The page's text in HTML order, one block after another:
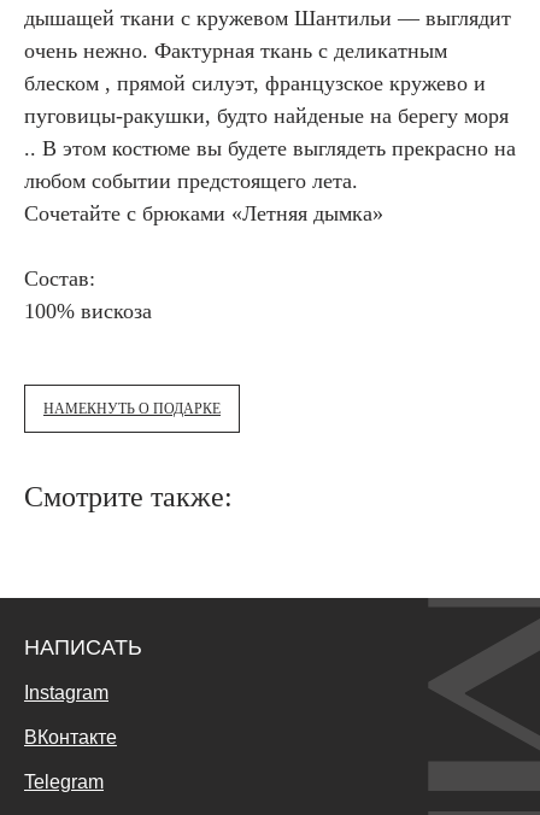
дышащей ткани с кружевом Шантильи — выглядит
очень нежно. Фактурная ткань с деликатным
блеском , прямой силуэт, французское кружево и
пуговицы-ракушки, будто найденые на берегу моря
.. В этом костюме вы будете выглядеть прекрасно на
любом событии предстоящего лета.
Сочетайте с брюками «Летняя дымка»
Состав:
100% вискоза
НАМЕКНУТЬ О ПОДАРКЕ
Смотрите также:
НАПИСАТЬ
Instagram
ВКонтакте
Telegram